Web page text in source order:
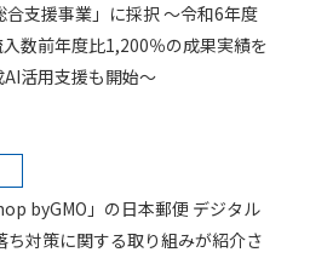
支援事業」に採択 ～令和6年度
数前年度比1,200％の成果実績を
活用支援も開始～
byGMO」の日本郵便 デジタル
対策に関する取り組みが紹介さ